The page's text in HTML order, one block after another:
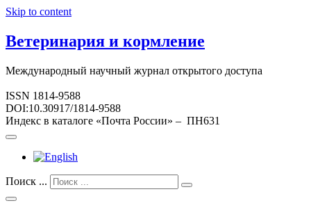
Skip to content
Ветеринария и кормление
Международный научный журнал открытого доступа
ISSN 1814-9588
DOI:10.30917/1814-9588
Индекс в каталоге «Почта России» – ПН631
Поиск ...